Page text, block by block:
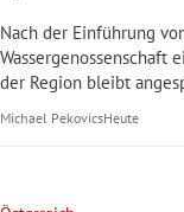
Nach der Einführung
Wassergenossenschaft
der Region bleibt
Michael PekovicsHeute